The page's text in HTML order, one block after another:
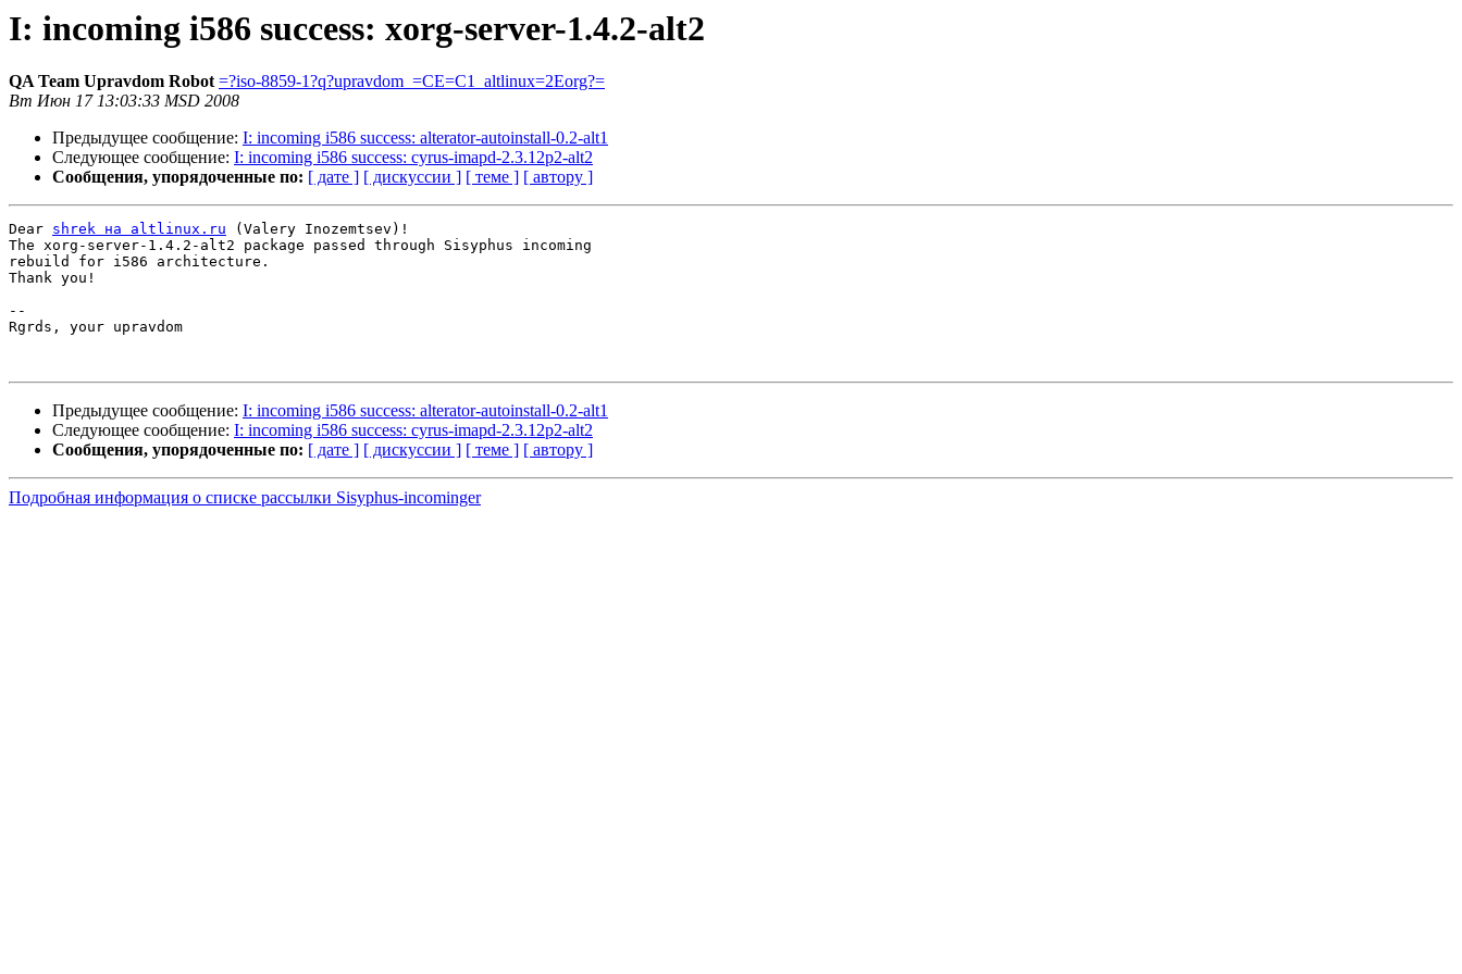
I: incoming i586 success: xorg-server-1.4.2-alt2
QA Team Upravdom Robot =?iso-8859-1?q?upravdom_=CE=C1_altlinux=2Eorg?=
Вт Июн 17 13:03:33 MSD 2008
Предыдущее сообщение: I: incoming i586 success: alterator-autoinstall-0.2-alt1
Следующее сообщение: I: incoming i586 success: cyrus-imapd-2.3.12p2-alt2
Сообщения, упорядоченные по: [ дате ] [ дискуссии ] [ теме ] [ автору ]
Dear shrek на altlinux.ru (Valery Inozemtsev)!
The xorg-server-1.4.2-alt2 package passed through Sisyphus incoming
rebuild for i586 architecture.
Thank you!
--
Rgrds, your upravdom
Предыдущее сообщение: I: incoming i586 success: alterator-autoinstall-0.2-alt1
Следующее сообщение: I: incoming i586 success: cyrus-imapd-2.3.12p2-alt2
Сообщения, упорядоченные по: [ дате ] [ дискуссии ] [ теме ] [ автору ]
Подробная информация о списке рассылки Sisyphus-incominger